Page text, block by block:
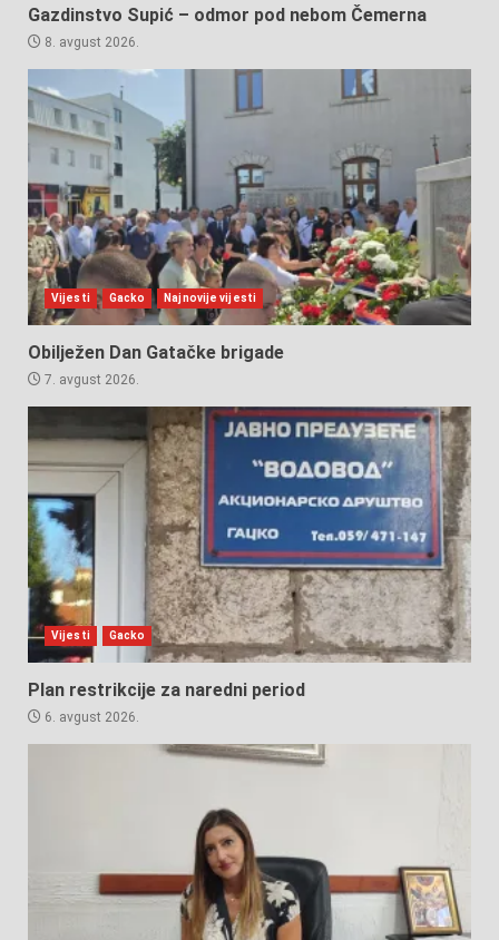
Gazdinstvo Supić – odmor pod nebom Čemerna
8. avgust 2026.
Vijesti Gacko Najnovije vijesti
Obilježen Dan Gatačke brigade
7. avgust 2026.
Vijesti Gacko
Plan restrikcije za naredni period
6. avgust 2026.